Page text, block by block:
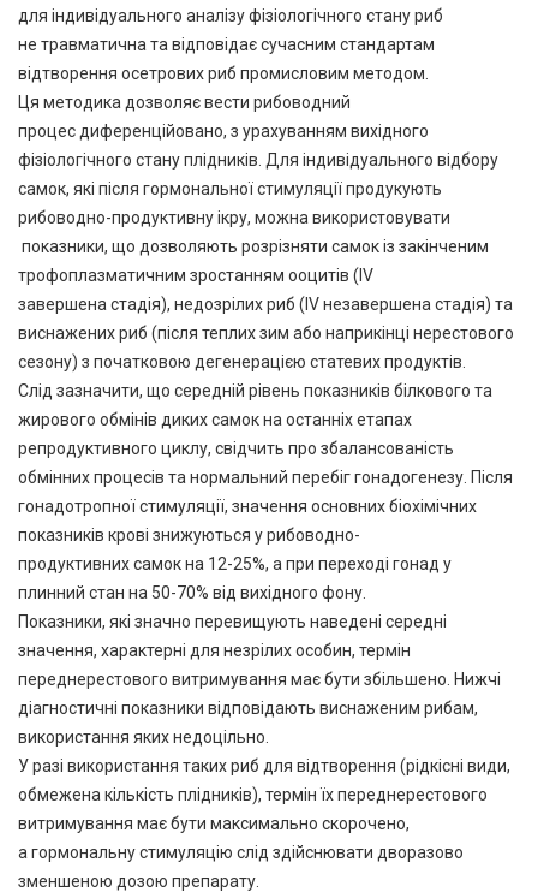
для індивідуального аналізу фізіологічного стану риб
не травматична та відповідає сучасним стандартам
відтворення осетрових риб промисловим методом.
Ця методика дозволяє вести рибоводний
процес диференційовано, з урахуванням вихідного
фізіологічного стану плідників. Для індивідуального відбору
самок, які після гормональної стимуляції продукують
рибоводно-продуктивну ікру, можна використовувати
показники, що дозволяють розрізняти самок із закінченим
трофоплазматичним зростанням ооцитів (IV
завершена стадія), недозрілих риб (IV незавершена стадія) та
виснажених риб (після теплих зим або наприкінці нерестового
сезону) з початковою дегенерацією статевих продуктів.
Слід зазначити, що середній рівень показників білкового та
жирового обмінів диких самок на останніх етапах
репродуктивного циклу, свідчить про збалансованість
обмінних процесів та нормальний перебіг гонадогенезу. Після
гонадотропної стимуляції, значення основних біохімічних
показників крові знижуються у рибоводно-
продуктивних самок на 12-25%, а при переході гонад у
плинний стан на 50-70% від вихідного фону.
Показники, які значно перевищують наведені середні
значення, характерні для незрілих особин, термін
переднерестового витримування має бути збільшено. Нижчі
діагностичні показники відповідають виснаженим рибам,
використання яких недоцільно.
У разі використання таких риб для відтворення (рідкісні види,
обмежена кількість плідників), термін їх переднерестового
витримування має бути максимально скорочено,
а гормональну стимуляцію слід здійснювати дворазово
зменшеною дозою препарату.